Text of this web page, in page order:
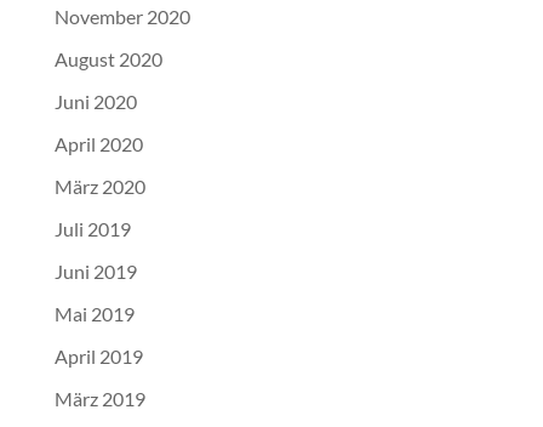
November 2020
August 2020
Juni 2020
April 2020
März 2020
Juli 2019
Juni 2019
Mai 2019
April 2019
März 2019